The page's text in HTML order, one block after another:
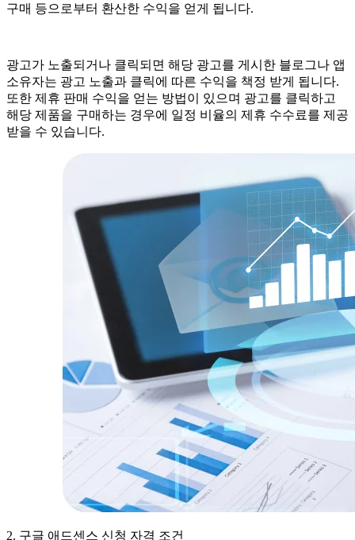
구매 등으로부터 환산한 수익을 얻게 됩니다.
광고가 노출되거나 클릭되면 해당 광고를 게시한 블로그나 앱
소유자는 광고 노출과 클릭에 따른 수익을 책정 받게 됩니다.
또한 제휴 판매 수익을 얻는 방법이 있으며 광고를 클릭하고
해당 제품을 구매하는 경우에 일정 비율의 제휴 수수료를 제공
받을 수 있습니다.
2. 구글 애드센스 신청 자격 조건